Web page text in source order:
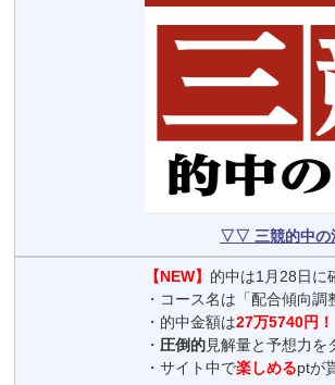
▽▽ 三競的中
【NEW】 的中は1月28日に
・コース名は「配合傾向調
・的中金額は27万5740円！
・ 圧倒的見解量と予想力を
・サイト中で楽しめるptが